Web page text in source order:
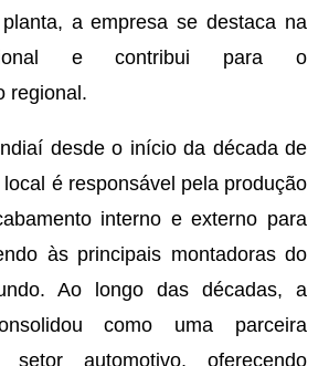
a empresa se destaca na
e contribui para o
regional.
desde o início da década de
é responsável pela produção
interno e externo para
às principais montadoras do
Ao longo das décadas, a
como uma parceira
setor automotivo, oferecendo